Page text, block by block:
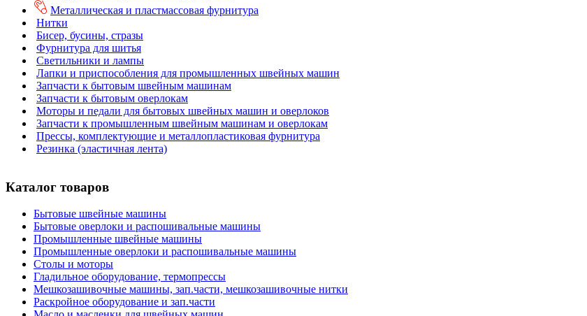
Металлическая и пластмассовая фурнитура
Нитки
Бисер, бусины, стразы
Фурнитура для шитья
Светильники и лампы
Лапки и приспособления для промышленных швейных машин
Запчасти к бытовым швейным машинам
Запчасти к бытовым оверлокам
Моторы и педали для бытовых швейных машин и оверлоков
Запчасти к промышленным швейным машинам и оверлокам
Прессы, комплектующие и металлопластиковая фурнитура
Резинка (эластичная лента)
Каталог товаров
Бытовые швейные машины
Бытовые оверлоки и распошивальные машины
Промышленные швейные машины
Промышленные оверлоки и распошивальные машины
Столы и моторы
Гладильное оборудование, термопрессы
Мешкозашивочные машины, зап.части, мешкозашивочные нитки
Раскройное оборудование и зап.части